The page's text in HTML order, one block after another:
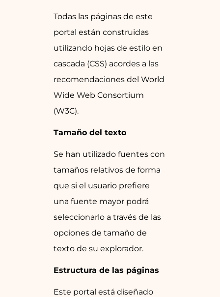
Todas las páginas de este
portal están construidas
utilizando hojas de estilo en
cascada (CSS) acordes a las
recomendaciones del World
Wide Web Consortium
(W3C).
Tamaño del texto
Se han utilizado fuentes con
tamaños relativos de forma
que si el usuario prefiere
una fuente mayor podrá
seleccionarlo a través de las
opciones de tamaño de
texto de su explorador.
Estructura de las páginas
Este portal está diseñado